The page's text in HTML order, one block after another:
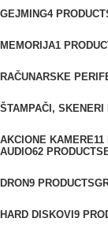
GEJMING4
MEMORIJA1
RAČUNARSKE
ŠTAMPAČI, SKENERI
AKCIONE KAMERE11
AUDIO62 PRODUCTS
DRON9 PRODUCTS
HARD DISKOVI 9